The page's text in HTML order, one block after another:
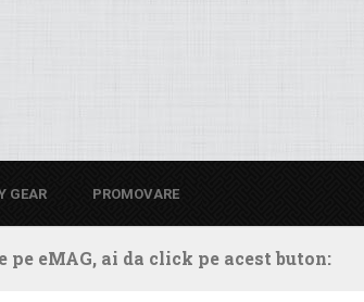
GEAR PROMOVARE
eMAG, ai da click pe acest buton: